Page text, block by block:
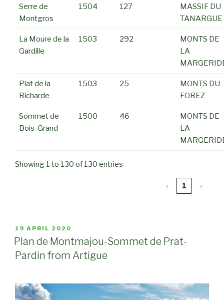
Serre de
Montgros
1504 127
MASSIF DU
TANARGUE
La Moure de la
Gardille
1503 292
MONTS DE
LA
Plat de la
Richarde
1503 25
MONTS DU
FOREZ
Sommet de
Bois-Grand
1500 46
MONTS DE
LA
Showing 1 to 130 of 130 entries
‹ 1 ›
POSTED
ON
19 APRIL 2020
Plan de Montmajou-Sommet de Prat-
Pardin from Artigue